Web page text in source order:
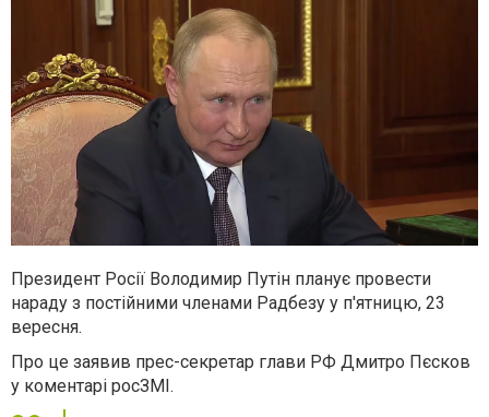
Президент Росії Володимир Путін планує провести
нараду з постійними членами Радбезу у п'ятницю, 23
вересня.
Про це заявив прес-секретар глави РФ Дмитро Пєсков
у коментарі росЗМІ.